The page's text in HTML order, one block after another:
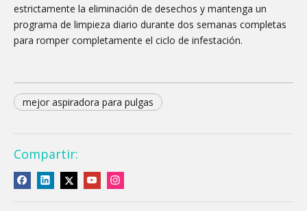
estrictamente la eliminación de desechos y mantenga un
programa de limpieza diario durante dos semanas completas
para romper completamente el ciclo de infestación.
mejor aspiradora para pulgas
Compartir: